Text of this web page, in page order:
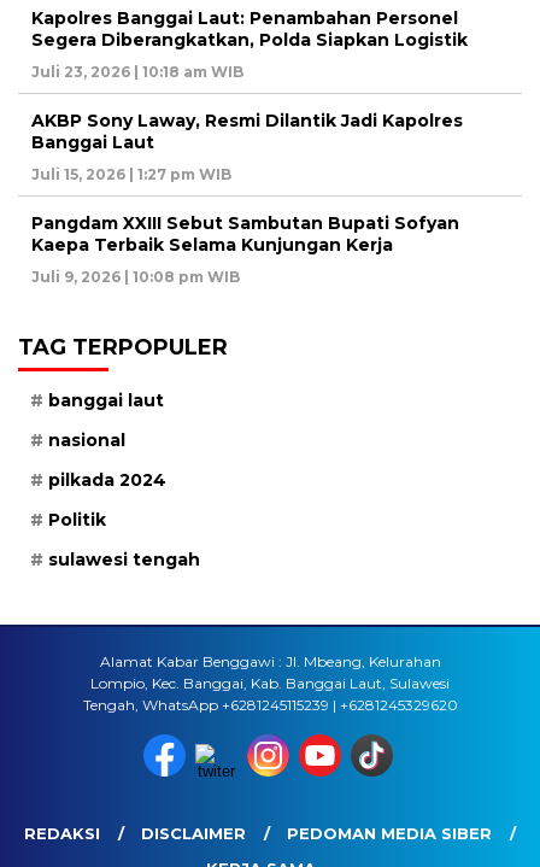
Kapolres Banggai Laut: Penambahan Personel
Segera Diberangkatkan, Polda Siapkan Logistik
Juli 23, 2026 | 10:18 am WIB
AKBP Sony Laway, Resmi Dilantik Jadi Kapolres
Banggai Laut
Juli 15, 2026 | 1:27 pm WIB
Pangdam XXIII Sebut Sambutan Bupati Sofyan
Kaepa Terbaik Selama Kunjungan Kerja
Juli 9, 2026 | 10:08 pm WIB
TAG TERPOPULER
banggai laut
nasional
pilkada 2024
Politik
sulawesi tengah
Alamat Kabar Benggawi : Jl. Mbeang, Kelurahan
Lompio, Kec. Banggai, Kab. Banggai Laut, Sulawesi
Tengah, WhatsApp +6281245115239 | +6281245329620
REDAKSI DISCLAIMER
PEDOMAN MEDIA SIBER